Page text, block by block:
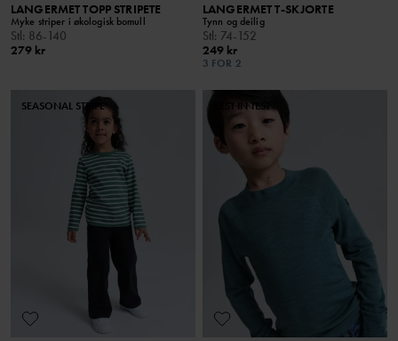
LANGERMET TOPP STRIPETE
Myke striper i økologisk bomull
Stl : 86-140
279 kr
LANGERMET T-SKJORTE
Tynn og deilig
Stl : 74-152
249 kr
3 FOR 2
SEASONAL STRIPE BEST IN TEST